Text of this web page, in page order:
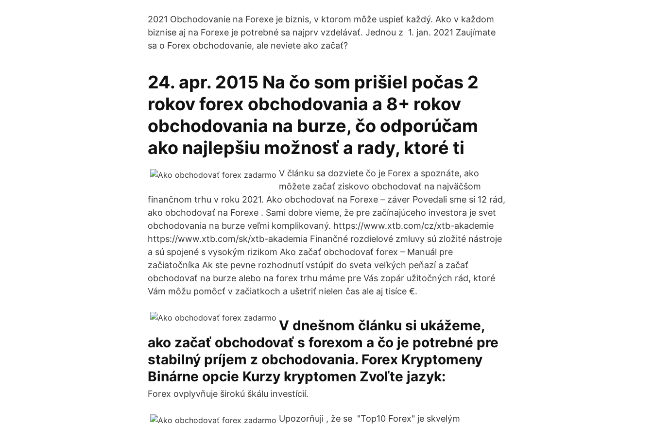
2021 Obchodovanie na Forexe je biznis, v ktorom môže uspieť každý. Ako v každom
biznise aj na Forexe je potrebné sa najprv vzdelávať. Jednou z 1. jan. 2021 Zaujímate
sa o Forex obchodovanie, ale neviete ako začať?
24. apr. 2015 Na čo som prišiel počas 2
rokov forex obchodovania a 8+ rokov
obchodovania na burze, čo odporúčam
ako najlepšiu možnosť a rady, ktoré ti
V článku sa dozviete čo je Forex a spoznáte, ako
môžete začať ziskovo obchodovať na najväčšom
finančnom trhu v roku 2021. Ako obchodovať na Forexe – záver Povedali sme si 12 rád,
ako obchodovať na Forexe . Sami dobre vieme, že pre začínajúceho investora je svet
obchodovania na burze veľmi komplikovaný. https://www.xtb.com/cz/xtb-akademie
https://www.xtb.com/sk/xtb-akademia Finančné rozdielové zmluvy sú zložité nástroje
a sú spojené s vysokým rizikom Ako začať obchodovať forex – Manuál pre
začiatočníka Ak ste pevne rozhodnutí vstúpiť do sveta veľkých peňazí a začať
obchodovať na burze alebo na forex trhu máme pre Vás zopár užitočných rád, ktoré
Vám môžu pomôcť v začiatkoch a ušetriť nielen čas ale aj tisíce €.
V dnešnom článku si ukážeme,
ako začať obchodovať s forexom a čo je potrebné pre
stabilný príjem z obchodovania. Forex Kryptomeny
Binárne opcie Kurzy kryptomen Zvoľte jazyk:
Forex ovplyvňuje širokú škálu investícií.
Upozorňuji , že se "Top10 Forex" je skvelým